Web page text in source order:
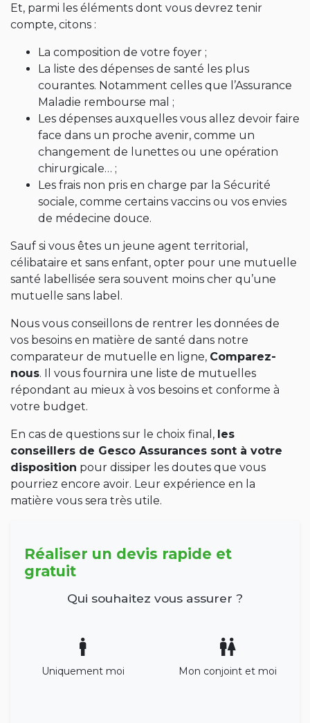
Et, parmi les éléments dont vous devrez tenir
compte, citons :
La composition de votre foyer ;
La liste des dépenses de santé les plus
courantes. Notamment celles que l’Assurance
Maladie rembourse mal ;
Les dépenses auxquelles vous allez devoir faire
face dans un proche avenir, comme un
changement de lunettes ou une opération
chirurgicale… ;
Les frais non pris en charge par la Sécurité
sociale, comme certains vaccins ou vos envies
de médecine douce.
Sauf si vous êtes un jeune agent territorial,
célibataire et sans enfant, opter pour une mutuelle
santé labellisée sera souvent moins cher qu’une
mutuelle sans label.
Nous vous conseillons de rentrer les données de
vos besoins en matière de santé dans notre
comparateur de mutuelle en ligne, Comparez-
nous. Il vous fournira une liste de mutuelles
répondant au mieux à vos besoins et conforme à
votre budget.
En cas de questions sur le choix final, les
conseillers de Gesco Assurances sont à votre
disposition pour dissiper les doutes que vous
pourriez encore avoir. Leur expérience en la
matière vous sera très utile.
Réaliser un devis rapide et
gratuit
Qui souhaitez vous assurer ?
Uniquement moi Mon conjoint et moi